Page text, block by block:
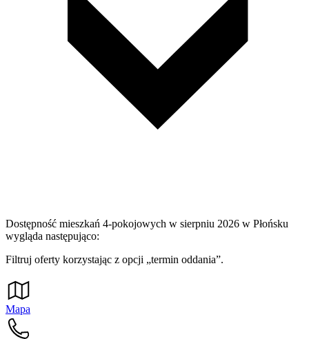
Dostępność mieszkań 4-pokojowych w sierpniu 2026 w Płońsku
wygląda następująco:
Filtruj oferty korzystając z opcji „termin oddania”.
Mapa